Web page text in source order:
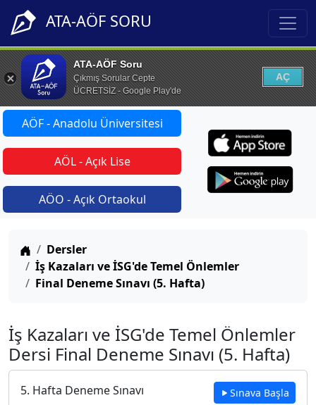
ATA-AÖF SORU
ATA-AÖF Soru
Çıkmış Sorular Cepte
ÜCRETSİZ - Google Play'de
AÇ
AÖF - Anadolu Üniversitesi
AÖL - Açık Lise
AÖO - Açık Ortaokul
Anasayfa
Dersler
İş Kazaları ve İSG'de Temel Önlemler
Final Deneme Sınavı (5. Hafta)
İş Kazaları ve İSG'de Temel Önlemler
Dersi Final Deneme Sınavı (5. Hafta)
5. Hafta Deneme Sınavı Sınava Başla